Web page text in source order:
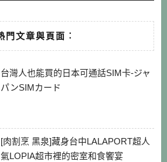
門文章與頁面︰
台灣人也能買的日本可通話SIM卡-ジャ
パンSIMカード
[肉割烹 黑泉]藏身台中LALAPORT超人
氣LOPIA超市裡的密室和食饗宴